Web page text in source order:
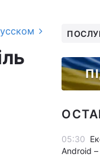
05:30
Android